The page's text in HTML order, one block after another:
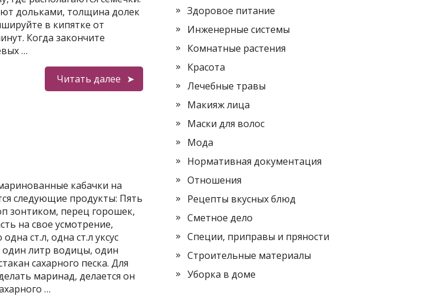
дольками, толщина долек
в кипятке от
Когда закончите
…
Читать далее
кабачки на
следующие продукты: Пять
зонтиком, перец горошек,
на свое усмотрение,
ст.л, одна ст.л уксус
литр водицы, один
сахарного песка. Для
маринад, делается он
…
Здоровое питание
Инженерные системы
Комнатные растения
Красота
Лечебные травы
Макияж лица
Маски для волос
Мода
Нормативная документация
Отношения
Рецепты вкусных блюд
Сметное дело
Специи, приправы и пряности
Строительные материалы
Уборка в доме